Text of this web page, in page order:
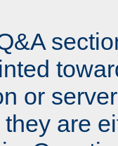
or
are